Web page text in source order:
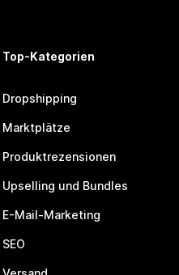
Top-Kategorien
Dropshipping
Marktplätze
Produktrezensionen
Upselling und Bundles
E-Mail-Marketing
SEO